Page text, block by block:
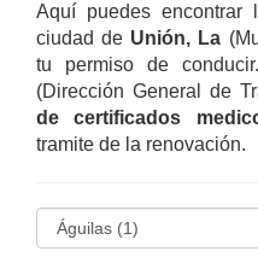
Aquí puedes encontrar
ciudad de Unión, La
tu permiso de
(Dirección General de
de certificados
tramite de la renovación.